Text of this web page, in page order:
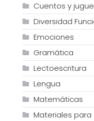
Cuentos y
Diversidad
Emociones
Gramática
Lectoescritura
Lengua
Matemáticas
Materiales para